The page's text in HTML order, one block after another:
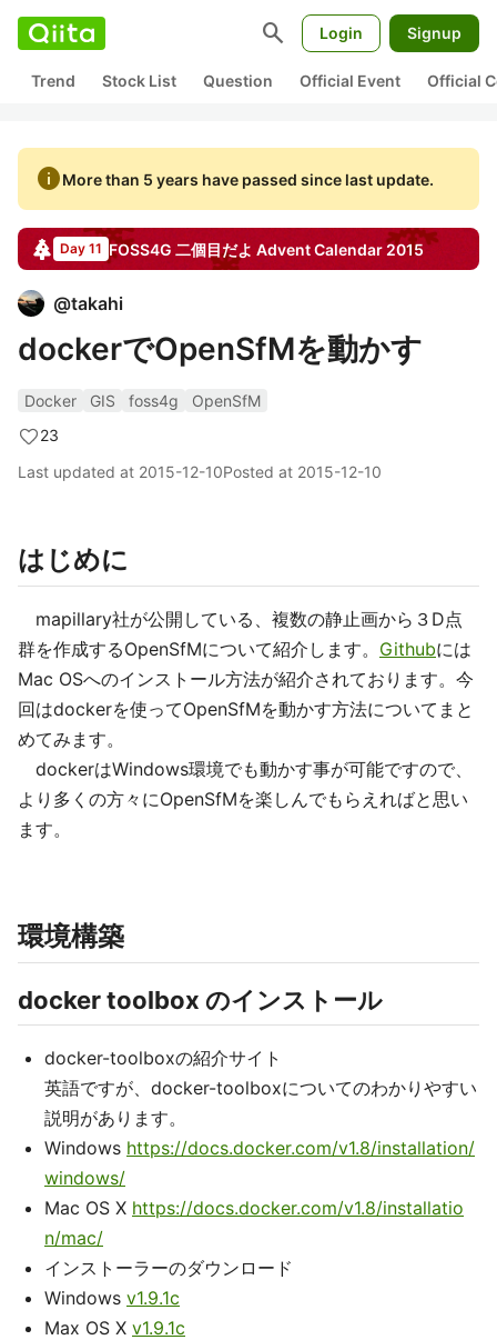
search Login Signup
Trend Stock List Question Official Event Official
infoMore than 5 years have passed since last update.
Day 11 FOSS4G 二個目だよ Advent Calendar2015
@takahi
dockerでOpenSfMを動かす
Docker GIS foss4g
OpenSfM
23
Last updated at 2015-12-10Posted at 2015-12-10
はじめに
mapillary社が公開している、複数の静止画から３D点
群を作成するOpenSfMについて紹介します。 Githubには
Mac OSへのインストール方法が紹介されております。今
回はdockerを使ってOpenSfMを動かす方法についてまと
めてみます。
dockerはWindows環境でも動かす事が可能ですので、
より多くの方々にOpenSfMを楽しんでもらえればと思い
ます。
環境構築
docker toolbox のインストール
docker-toolboxの紹介サイト
英語ですが、docker-toolboxについてのわかりやすい
説明があります。
Windows https://docs.docker.com/v1.8/installation/
windows/
Mac OS X https://docs.docker.com/v1.8/installatio
n/mac/
インストーラーのダウンロード
Windows v1.9.1c
Max OS X v1.9.1c